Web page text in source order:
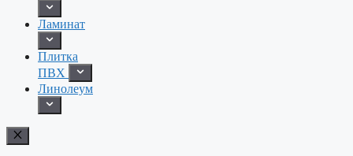
Ламинат
Плитка
ПВХ
Линолеум